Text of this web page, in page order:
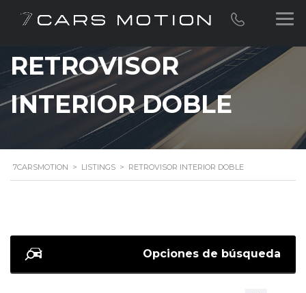
RETROVISOR
INTERIOR DOBLE
7CARSMOTION > LISTINGS > RETROVISOR INTERIOR DOBLE
Opciones de búsqueda